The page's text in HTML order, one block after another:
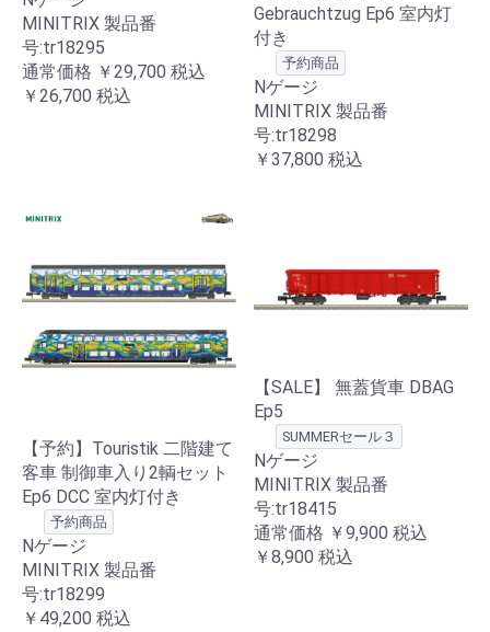
MINITRIX 製品番
号:tr18295
通常価格 ￥29,700 税込
￥26,700 税込
Gebrauchtzug Ep6 室内灯
付き
予約商品
Nゲージ
MINITRIX 製品番
号:tr18298
￥37,800 税込
【予約】Touristik 二階建て
客車 制御車入り2輌セット
Ep6 DCC 室内灯付き
予約商品
Nゲージ
MINITRIX 製品番
号:tr18299
￥49,200 税込
【SALE】 無蓋貨車 DBAG
Ep5
SUMMERセール３
Nゲージ
MINITRIX 製品番
号:tr18415
通常価格 ￥9,900 税込
￥8,900 税込